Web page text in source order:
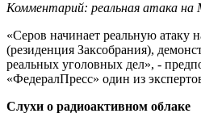
Комментарий: реальная атака на
«Серов начинает реальную атаку
(резиденция Заксобрания),
реальных уголовных дел», -
«ФедералПресс» один из
Слухи о радиоактивном облаке